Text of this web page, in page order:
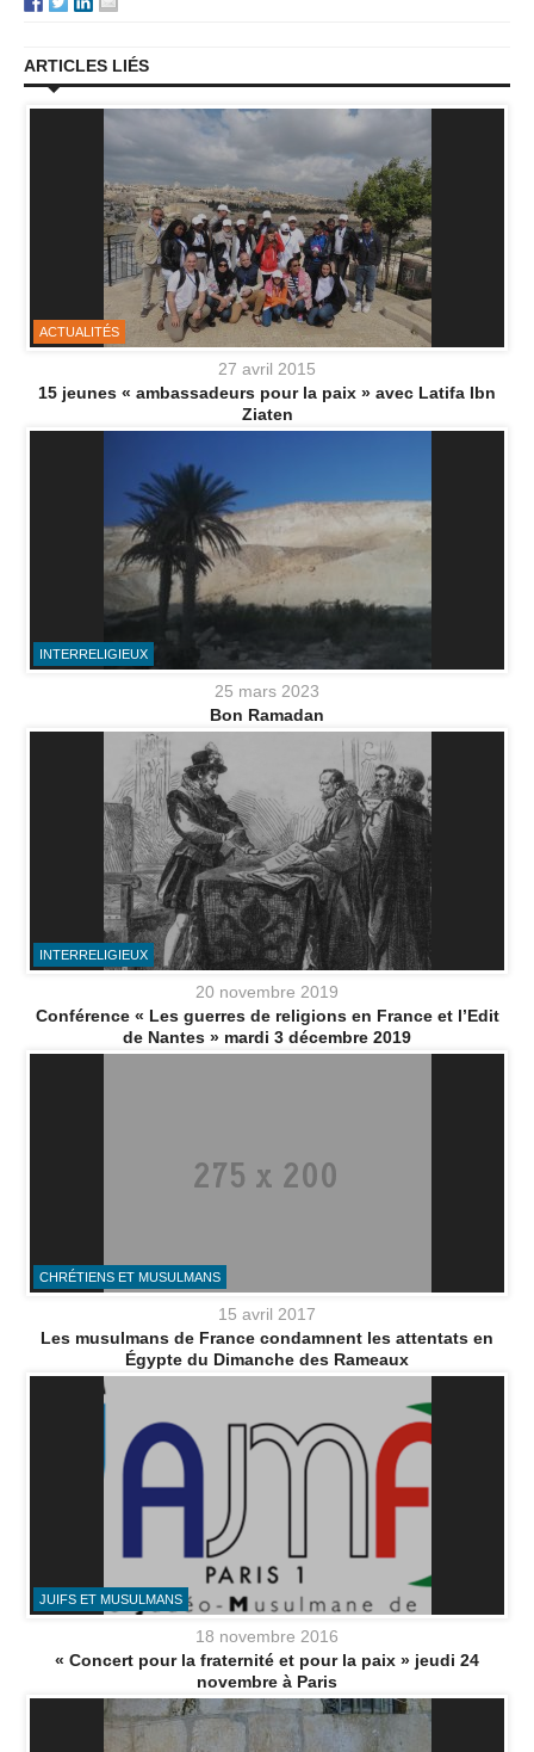
ARTICLES LIÉS
ACTUALITÉS
27 avril 2015
15 jeunes « ambassadeurs pour la paix » avec Latifa Ibn
Ziaten
INTERRELIGIEUX
25 mars 2023
Bon Ramadan
INTERRELIGIEUX
20 novembre 2019
Conférence « Les guerres de religions en France et l’Edit
de Nantes » mardi 3 décembre 2019
CHRÉTIENS ET MUSULMANS
15 avril 2017
Les musulmans de France condamnent les attentats en
Égypte du Dimanche des Rameaux
JUIFS ET MUSULMANS
18 novembre 2016
« Concert pour la fraternité et pour la paix » jeudi 24
novembre à Paris